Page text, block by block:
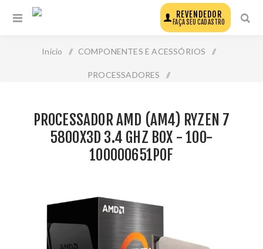
REVENDEDOR
FAÇA SEU CADASTRO
Início / COMPONENTES E ACESSÓRIOS /
PROCESSADORES /
100-100000651pof
PROCESSADOR AMD (AM4) RYZEN 7
5800X3D 3.4 GHZ BOX - 100-
100000651POF